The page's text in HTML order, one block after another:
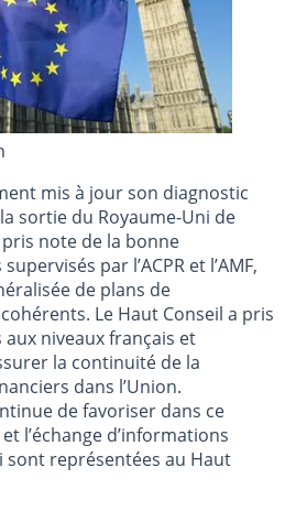
mis à jour son diagnostic
sortie du Royaume-Uni de
note de la bonne
par l’ACPR et l’AMF,
de plans de
Le Haut Conseil a pris
niveaux français et
la continuité de la
dans l’Union.
de favoriser dans ce
l’échange d’informations
représentées au Haut